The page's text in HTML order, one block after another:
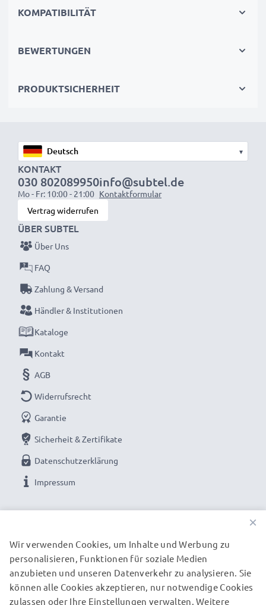
Die umweltfreundliche Alternative
ökologischen Fußabdruck durch Recycling und
Entscheiden Sie sich für CELLONIC und machen Sie
keine Abstriche bei der Qualität!
KOMPATIBILITÄT
BEWERTUNGEN
PRODUKTSICHERHEIT
▾
KONTAKT
030 802089950
Mo - Fr: 10:00 - 21:00
info@subtel.de
Kontaktformular
Vertrag widerrufen
ÜBER SUBTEL
Über Uns
FAQ
Zahlung & Versand
Händler & Institutionen
Kataloge
Kontakt
AGB
Widerrufsrecht
Garantie
Sicherheit & Zertifikate
Datenschutzerklärung
Impressum
UNSERE VERSANDPARTNER
×
Wir verwenden Cookies, um Inhalte und Werbung zu
personalisieren, Funktionen für soziale Medien
anzubieten und unseren Datenverkehr zu analysieren. Sie
können alle Cookies akzeptieren, nur notwendige Cookies
zulassen oder Ihre Einstellungen verwalten. Weitere